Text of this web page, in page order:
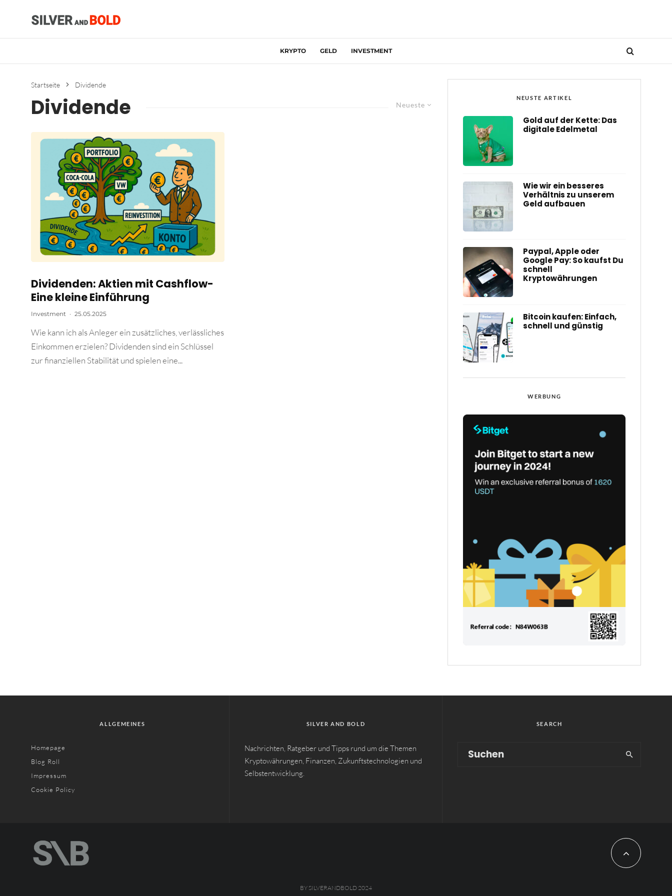
KRYPTO GELD INVESTMENT
Startseite Dividende
Neueste
Dividende
Dividenden: Aktien mit Cashflow-
Eine kleine Einführung
Investment · 25.05.2025
Wie kann ich als Anleger ein zusätzliches, verlässliches
Einkommen erzielen? Dividenden sind ein Schlüssel
zur finanziellen Stabilität und spielen eine...
NEUSTE ARTIKEL
Gold auf der Kette: Das
digitale Edelmetal
Wie wir ein besseres
Verhältnis zu unserem
Geld aufbauen
Paypal, Apple oder
Google Pay: So kaufst Du
schnell
Kryptowährungen
Bitcoin kaufen: Einfach,
schnell und günstig
WERBUNG
ALLGEMEINES
Homepage
Blog Roll
Impressum
Cookie Policy
SILVER AND BOLD
Nachrichten, Ratgeber und Tipps rund um die Themen
Kryptowährungen, Finanzen, Zukunftstechnologien und
Selbstentwicklung.
SEARCH
BY SILVERANDBOLD 2024